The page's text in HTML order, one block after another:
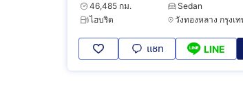
46,485 กม.
Sedan
ไฮบริด
แชท LINE